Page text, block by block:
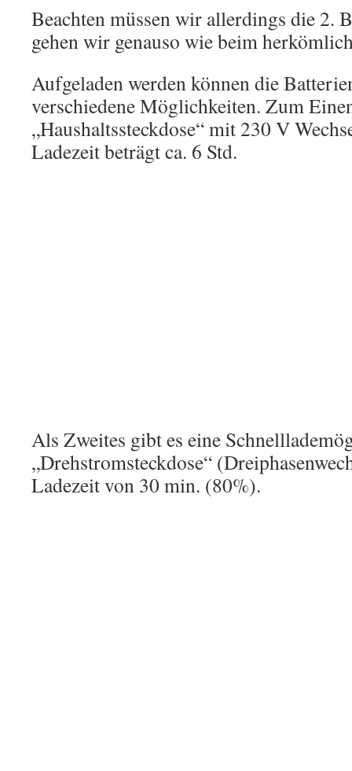
Beachten müssen wir allerdings die 2.
gehen wir genauso wie beim
Aufgeladen werden können die
verschiedene Möglichkeiten. Zum
„Haushaltssteckdose“ mit 230 V
Ladezeit beträgt ca. 6 Std.
Als Zweites gibt es eine
„Drehstromsteckdose“
Ladezeit von 30 min. (80%).